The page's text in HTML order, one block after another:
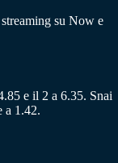
su Now e
e il 2 a 6.35. Snai
a 1.42.